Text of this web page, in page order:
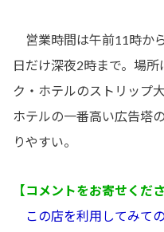
営業時間は午前11時か
日だけ深夜2時まで。場
ク・ホテルのストリップ
ホテルの一番高い広告塔
りやすい。
【コメントをお寄せくださ
この店を利用してみて